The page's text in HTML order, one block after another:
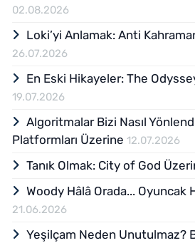
02.08.2026
Loki’yi Anlamak: Anti
26.07.2026
En Eski Hikayeler: The
19.07.2026
Algoritmalar Bizi Nasıl
Platformları Üzerine 12.07.2026
Tanık Olmak: City of God
Woody Hâlâ Orada... Oyuncak
21.06.2026
Yeşilçam Neden Unutulmaz?